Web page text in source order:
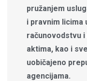
pružanjem
i pravnim licima
računovodstvu
aktima, kao i
uobičajeno
agencijama.